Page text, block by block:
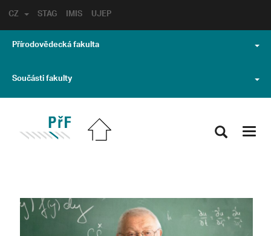
STAG IMIS UJEP
CZ
Přírodovědecká fakulta
Součásti fakulty